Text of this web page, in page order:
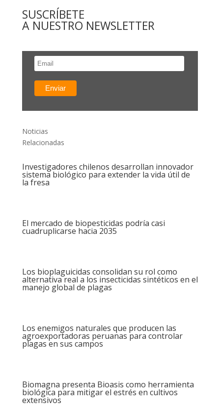
SUSCRÍBETE
A NUESTRO NEWSLETTER
Noticias
Relacionadas
Investigadores chilenos desarrollan innovador
sistema biológico para extender la vida útil de
la fresa
El mercado de biopesticidas podría casi
cuadruplicarse hacia 2035
Los bioplaguicidas consolidan su rol como
alternativa real a los insecticidas sintéticos en el
manejo global de plagas
Los enemigos naturales que producen las
agroexportadoras peruanas para controlar
plagas en sus campos
Biomagna presenta Bioasis como herramienta
biológica para mitigar el estrés en cultivos
extensivos